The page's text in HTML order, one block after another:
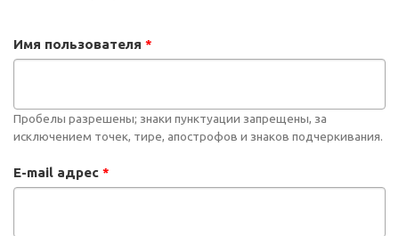
Имя пользователя *
Пробелы разрешены; знаки пунктуации запрещены, за
исключением точек, тире, апострофов и знаков подчеркивания.
E-mail адрес *